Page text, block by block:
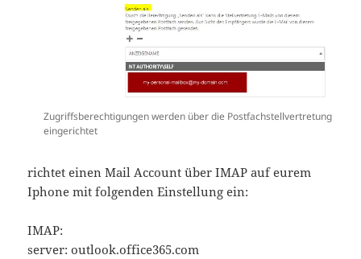
Zugriffsberechtigungen werden über die Postfachstellvertretung
eingerichtet
richtet einen Mail Account über IMAP auf eurem
Iphone mit folgenden Einstellung ein:
IMAP:
server: outlook.office365.com